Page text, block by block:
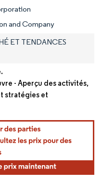
and Company
ET TENDANCES
- Aperçu des activités,
stratégies et